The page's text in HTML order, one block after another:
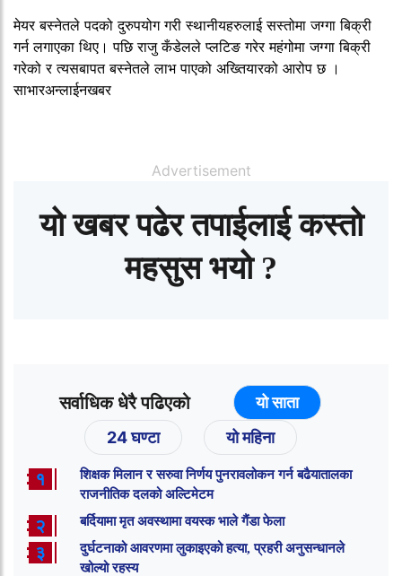
मेयर बस्नेतले पदको दुरुपयोग गरी स्थानीयहरुलाई सस्तोमा जग्गा बिक्री
गर्न लगाएका थिए। पछि राजु कँडेलले प्लटिङ गरेर महंगोमा जग्गा बिक्री
गरेको र त्यसबापत बस्नेतले लाभ पाएको अख्तियारको आरोप छ ।
साभारअन्लाईनखबर
Advertisement
यो खबर पढेर तपाईलाई कस्तो
महसुस भयो ?
सर्वाधिक धेरै पढिएको
यो साता
24 घण्टा
यो महिना
१
शिक्षक मिलान र सरुवा निर्णय पुनरावलोकन गर्न बढैयातालका
राजनीतिक दलको अल्टिमेटम
२ बर्दियामा मृत अवस्थामा वयस्क भाले गैंडा फेला
३
दुर्घटनाको आवरणमा लुकाइएको हत्या, प्रहरी अनुसन्धानले
खोल्यो रहस्य